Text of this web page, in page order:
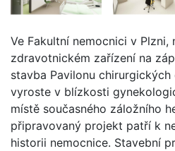
Ve Fakultní nemocnici v Plzni,
zdravotnickém zařízení na
stavba Pavilonu
vyroste v blízkosti
místě současného záložního
připravovaný projekt patří k
historii nemocnice. Stavební